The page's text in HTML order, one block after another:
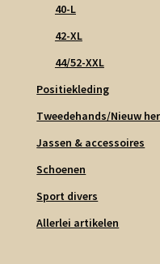
40-L
42-XL
44/52-XXL
Positiekleding
Tweedehands/Nieuw
Jassen & accessoires
Schoenen
Sport divers
Allerlei artikelen